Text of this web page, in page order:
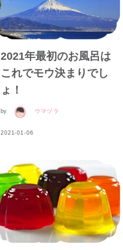
2021年最初のお風呂は
これでモウ決まりでし
ょ！
by ウマヅラ
2021-01-06